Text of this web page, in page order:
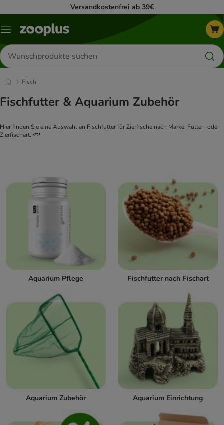
Versandkostenfrei ab 39€
Menü
Produkte
suchen
Fisch
Fischfutter & Aquarium Zubehör
Hier finden Sie eine Auswahl an Fischfutter für Zierfische nach Marke, Futter- oder
Zierfischart. 🐟
Aquarium Pflege Fischfutter nach Fischart
Aquarium Zubehör Aquarium Einrichtung